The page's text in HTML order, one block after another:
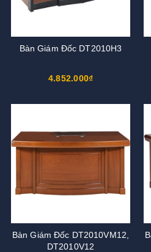
Bàn Giám Đốc DT2010H3
4.852.000₫
Bàn Giám Đốc DT2010VM12,
DT2010V12